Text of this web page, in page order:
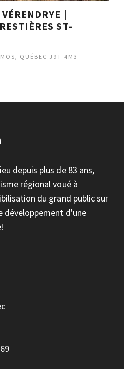
|
ST-
QUÉBEC J9T 4M3
depuis plus de 83 ans,
régional voué à
du grand public sur
développement d'une